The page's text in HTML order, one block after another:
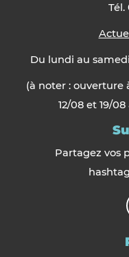
Tél.
Du lundi au samedi
(à noter : ouverture
12/08 et 19/
Partagez vos
hashtag